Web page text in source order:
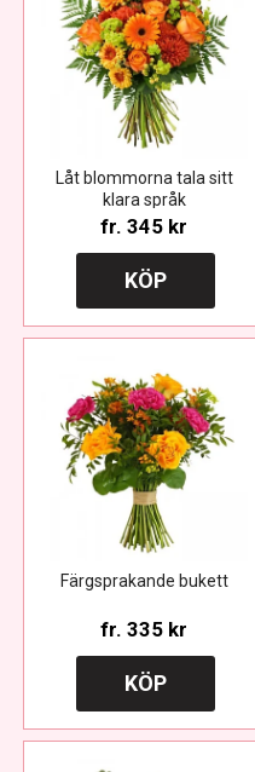
Låt blommorna tala sitt
klara språk
fr. 345 kr
KÖP
Färgsprakande bukett
fr. 335 kr
KÖP